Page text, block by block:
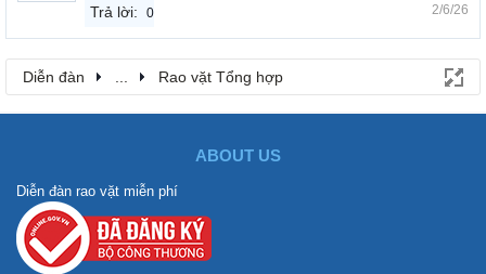
Trả lời: 0 2/6/26
Diễn đàn Rao vặt Tổng hợp
ABOUT US
Diễn đàn rao vặt miễn phí